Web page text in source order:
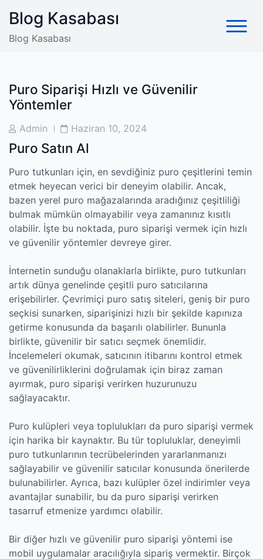
content
Blog Kasabası
Blog Kasabası
Puro Siparişi Hızlı ve Güvenilir
Yöntemler
PostAdmin
PostHaziran 10, 2024
Puro Satın Al
Puro tutkunları için, en sevdiğiniz puro çeşitlerini temin
etmek heyecan verici bir deneyim olabilir. Ancak,
bazen yerel puro mağazalarında aradığınız çeşitliliği
bulmak mümkün olmayabilir veya zamanınız kısıtlı
olabilir. İşte bu noktada, puro siparişi vermek için hızlı
ve güvenilir yöntemler devreye girer.
İnternetin sunduğu olanaklarla birlikte, puro tutkunları
artık dünya genelinde çeşitli puro satıcılarına
erişebilirler. Çevrimiçi puro satış siteleri, geniş bir puro
seçkisi sunarken, siparişinizi hızlı bir şekilde kapınıza
getirme konusunda da başarılı olabilirler. Bununla
birlikte, güvenilir bir satıcı seçmek önemlidir.
İncelemeleri okumak, satıcının itibarını kontrol etmek
ve güvenilirliklerini doğrulamak için biraz zaman
ayırmak, puro siparişi verirken huzurunuzu
sağlayacaktır.
Puro kulüpleri veya toplulukları da puro siparişi vermek
için harika bir kaynaktır. Bu tür topluluklar, deneyimli
puro tutkunlarının tecrübelerinden yararlanmanızı
sağlayabilir ve güvenilir satıcılar konusunda önerilerde
bulunabilirler. Ayrıca, bazı kulüpler özel indirimler veya
avantajlar sunabilir, bu da puro siparişi verirken
tasarruf etmenize yardımcı olabilir.
Bir diğer hızlı ve güvenilir puro siparişi yöntemi ise
mobil uygulamalar aracılığıyla sipariş vermektir. Birçok